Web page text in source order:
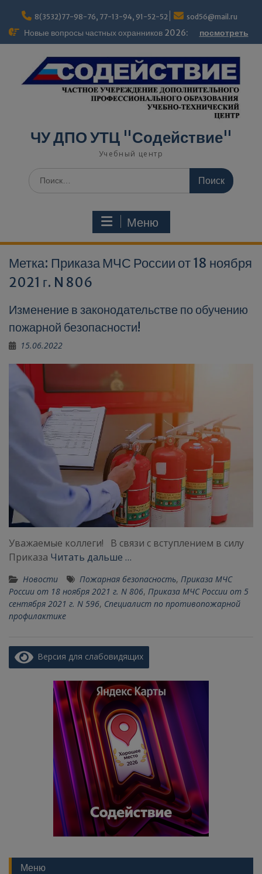
содержимому
8(3532)77-98-76, 77-13-94, 91-52-52 sod56@mail.ru
Новые вопросы частных охранников 2026: посмотреть
ЧУ ДПО УТЦ "Содействие"
Учебный центр
Поиск
по:
Меню
Метка: Приказа МЧС России от 18 ноября
2021 г. N 806
Изменение в законодательстве по обучению
пожарной безопасности!
15.06.2022
Уважаемые коллеги! В связи с вступлением в силу
Приказа Читать дальше …
Новости Пожарная безопасность, Приказа МЧС
России от 18 ноября 2021 г. N 806, Приказа МЧС России от 5
сентября 2021 г. N 596, Специалист по противопожарной
профилактике
Версия для слабовидящих
Меню